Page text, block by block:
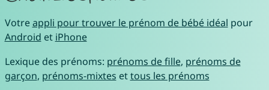
Votreappli pour trouver le prénom de bébé idéal pour
Android et iPhone
Lexique des prénoms: prénoms de fille, prénoms de
garçon, prénoms-mixtes ettous les prénoms